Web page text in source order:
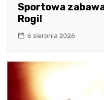
Sportowa
Rogi!
6 sierpnia 2026